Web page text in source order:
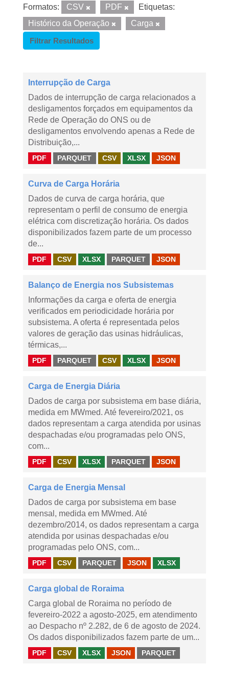
Formatos: CSV PDF
Etiquetas:
Histórico da Operação
Carga
Filtrar Resultados
Interrupção de Carga
Dados de interrupção de carga relacionados a
desligamentos forçados em equipamentos da
Rede de Operação do ONS ou de
desligamentos envolvendo apenas a Rede de
Distribuição,...
PDF PARQUET CSV XLSX JSON
Curva de Carga Horária
Dados de curva de carga horária, que
representam o perfil de consumo de energia
elétrica com discretização horária. Os dados
disponibilizados fazem parte de um processo
de...
PDF CSV XLSX PARQUET JSON
Balanço de Energia nos Subsistemas
Informações da carga e oferta de energia
verificados em periodicidade horária por
subsistema. A oferta é representada pelos
valores de geração das usinas hidráulicas,
térmicas,...
PDF PARQUET CSV XLSX JSON
Carga de Energia Diária
Dados de carga por subsistema em base diária,
medida em MWmed. Até fevereiro/2021, os
dados representam a carga atendida por usinas
despachadas e/ou programadas pelo ONS,
com...
PDF CSV XLSX PARQUET JSON
Carga de Energia Mensal
Dados de carga por subsistema em base
mensal, medida em MWmed. Até
dezembro/2014, os dados representam a carga
atendida por usinas despachadas e/ou
programadas pelo ONS, com...
PDF CSV PARQUET JSON XLSX
Carga global de Roraima
Carga global de Roraima no período de
fevereiro-2022 a agosto-2025, em atendimento
ao Despacho nº 2.282, de 6 de agosto de 2024.
Os dados disponibilizados fazem parte de um...
PDF CSV XLSX JSON PARQUET